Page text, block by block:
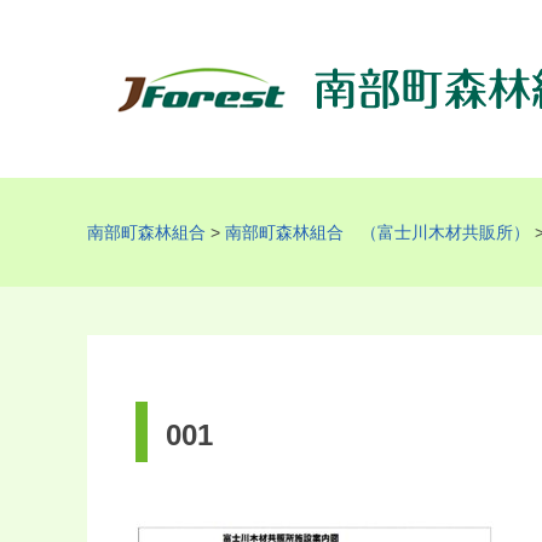
南部町森林組合 > 南部町森林組合 （富士川木材共販所）
001